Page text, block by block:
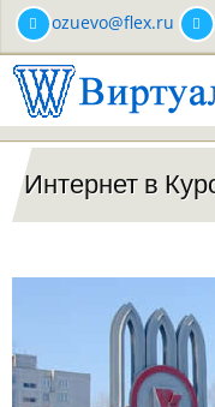
Перейти
основному
содержанию
ozuevo@flex.ru
Интернет в